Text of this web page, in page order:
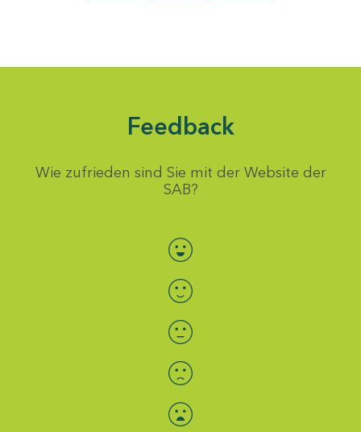
Feedback
Wie zufrieden sind Sie mit der Website der
SAB?
Bewertung auswählen